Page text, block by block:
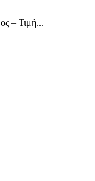
– Τιμή...